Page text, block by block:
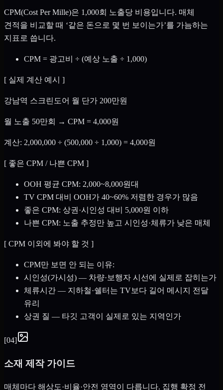
CPM(Cost Per Mille)은 1,000회 노출당 비용입니다. 매체
견적을 비교할 때 ‘같은 돈으로 몇 번 보이는가’를 가늠하는
지표로 씁니다.
CPM = 광고비 ÷ (예상 노출 ÷ 1,000)
[ 실제 계산 예시 ]
강남역 스크린도어 월 단가 200만원
월 노출 50만회 → CPM = 4,000원
계산: 2,000,000 ÷ (500,000 ÷ 1,000) = 4,000원
[ 좋은 CPM / 나쁜 CPM ]
OOH 평균 CPM: 2,000~8,000원대
TV CPM 대비 OOH가 40~60% 저렴한 경우가 많음
좋은 CPM: 상권·시인성 대비 5,000원 이하
나쁜 CPM: 노출 추정만 높고 시인성·체류가 낮은 매체
[ CPM 이외에 봐야 할 것 ]
CPM만 보면 안 되는 이유:
시인성(가시성) — 차량·보행자 시선에 실제로 잡히는가
체류시간 — 지하철·쉘터는 TV보다 길어 메시지 전달
유리
상권 질 — 타깃 고객이 실제로 있는 지역인가
[04]
소재 제작 가이드
매체마다 해상도·비율·안전 영역이 다릅니다. 집행 확정 전